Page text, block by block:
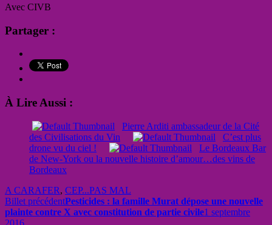
Avec CIVB
Partager :
À Lire Aussi :
Pierre Arditi ambassadeur de la Cité
des Civilisations du Vin
C’est plus
drone vu du ciel !
Le Bordeaux Bar
de New-York ou la nouvelle histoire d’amour…des vins de
Bordeaux
A CARAFER, CEP...PAS MAL
Billet précédentPesticides : la famille Murat dépose une nouvelle
plainte contre X avec constitution de partie civile1 septembre
2016